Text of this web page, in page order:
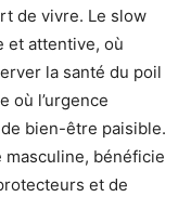
de vivre. Le slow
et attentive, où
la santé du poil
où l’urgence
bien-être paisible.
masculine, bénéficie
et de